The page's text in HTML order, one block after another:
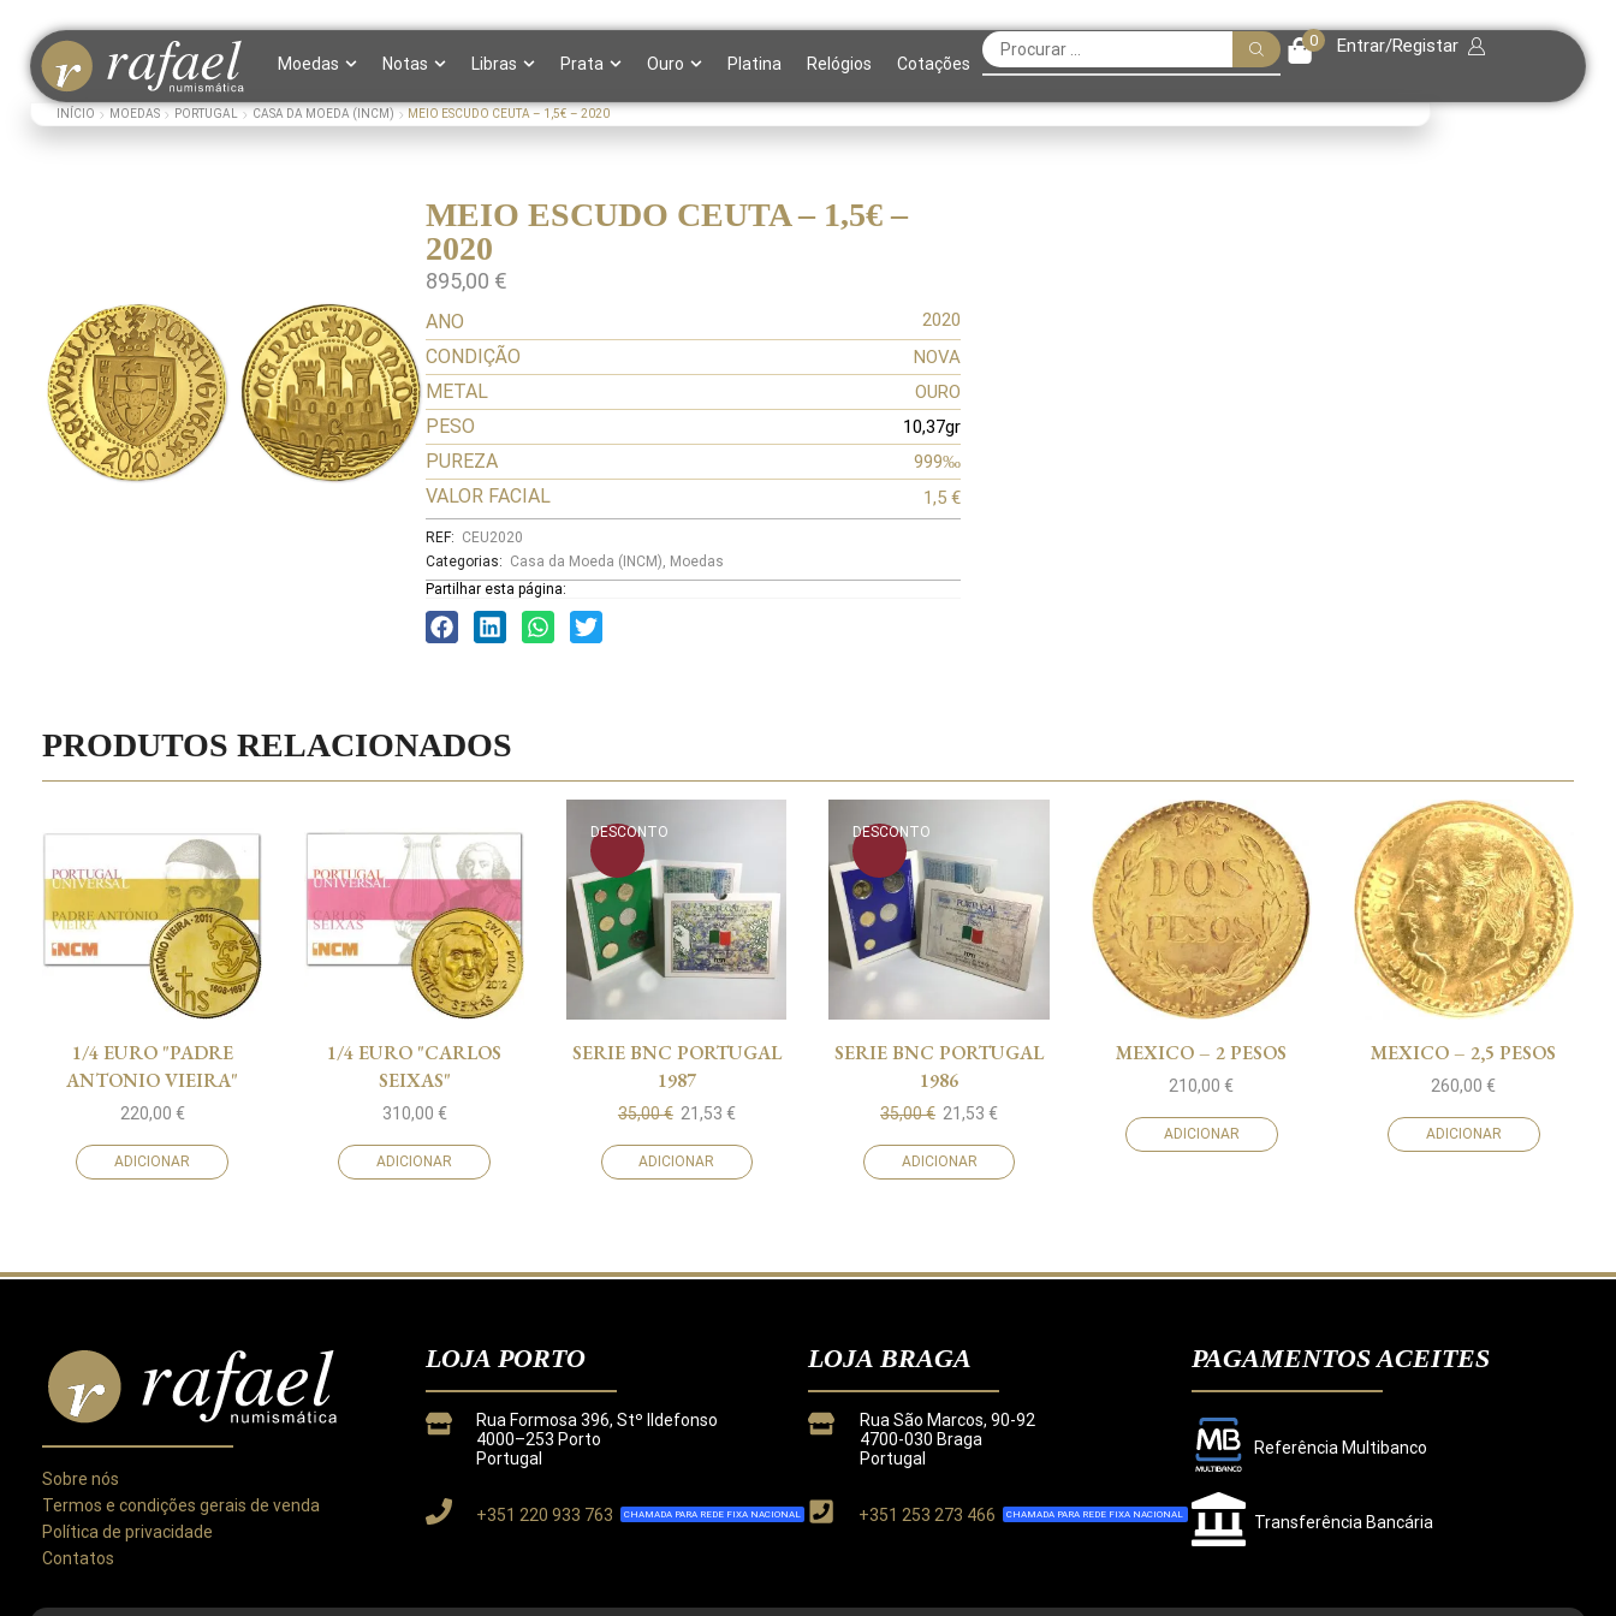
Moedas Notas Libras Prata Ouro Platina Relógios Cotações
0 Entrar/Registar
INÍCIO MOEDAS PORTUGAL CASA DA MOEDA (INCM) MEIO ESCUDO CEUTA – 1,5€ – 2020
MEIO ESCUDO CEUTA – 1,5€ –
2020
895,00 €
ANO 2020
CONDIÇÃO NOVA
METAL OURO
PESO 10,37gr
PUREZA 999‰
VALOR FACIAL 1,5 €
REF: CEU2020
Categorias: Casa da Moeda (INCM), Moedas
Partilhar esta página:
PRODUTOS RELACIONADOS
1/4 EURO "PADRE
ANTONIO VIEIRA"
220,00 €
ADICIONAR
1/4 EURO "CARLOS
SEIXAS"
310,00 €
ADICIONAR
DESCONTO
SERIE BNC PORTUGAL
1987
35,00€ 21,53 €
ADICIONAR
DESCONTO
SERIE BNC PORTUGAL
1986
35,00€ 21,53€
ADICIONAR
MEXICO – 2 PESOS
210,00€
ADICIONAR
MEXICO – 2,5 PESOS
260,00€
ADICIONAR
Este site utiliza cookies para melhorar a sua experiência.
Sobre nós
Termos e condições gerais de venda
Política de privacidade
Contatos
LOJA PORTO
Rua Formosa 396, Stº Ildefonso
4000–253 Porto
Portugal
+351 220 933 763 CHAMADA PARA REDE FIXA NACIONAL
LOJA BRAGA
Rua São Marcos, 90-92
4700-030 Braga
Portugal
+351 253 273 466 CHAMADA PARA REDE FIXA NACIONAL
PAGAMENTOS ACEITES
Referência Multibanco
Transferência Bancária